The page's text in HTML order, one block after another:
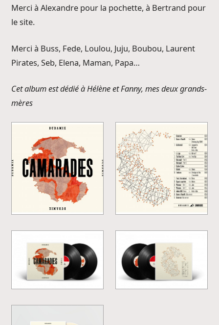
Merci à Alexandre pour la pochette, à Bertrand pour
le site.
Merci à Buss, Fede, Loulou, Juju, Boubou, Laurent
Pirates, Seb, Elena, Maman, Papa…
Cet album est dédié à Hélène et Fanny, mes deux grands-
mères